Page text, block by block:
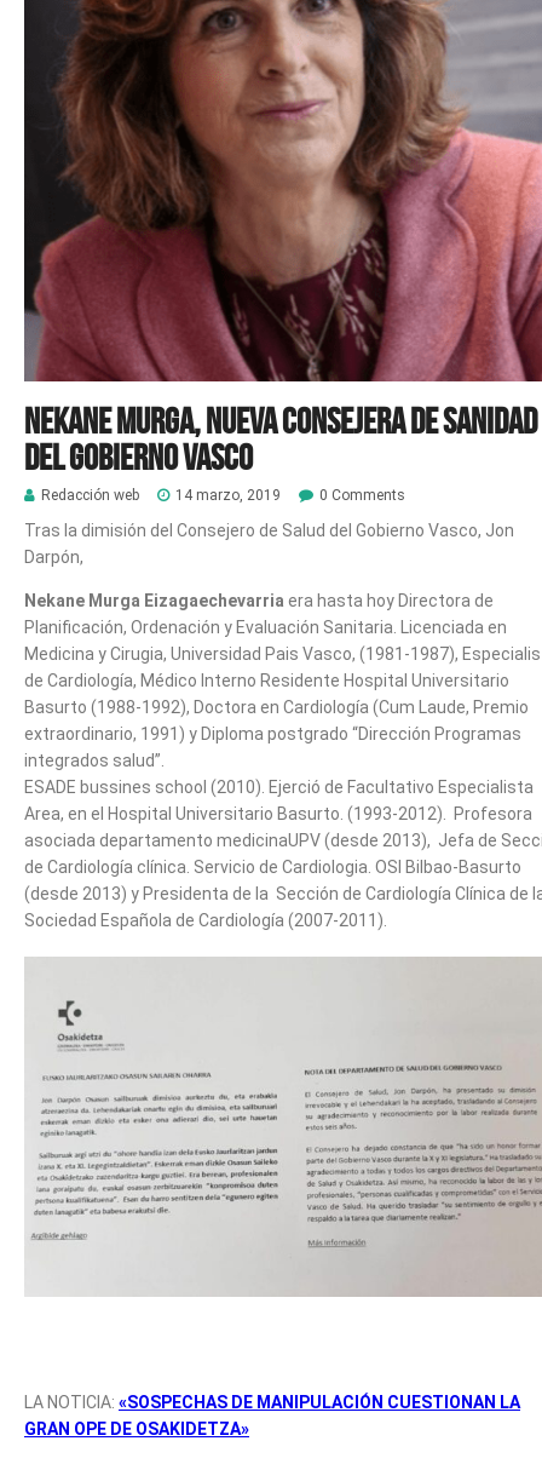
Nekane Murga, nueva consejera de Sanidad
del Gobierno Vasco
Redacción web 14 marzo, 2019 0 Comments
Tras la dimisión del Consejero de Salud del Gobierno Vasco, Jon
Darpón,
Nekane Murga Eizagaechevarria era hasta hoy Directora de
Planificación, Ordenación y Evaluación Sanitaria. Licenciada en
Medicina y Cirugia, Universidad Pais Vasco, (1981-1987),
de Cardiología, Médico Interno Residente Hospital Universitario
Basurto (1988-1992), Doctora en Cardiología (Cum Laude, Premio
extraordinario, 1991) y Diploma postgrado “Dirección Programas
integrados salud”.
ESADE bussines school (2010). Ejerció de Facultativo Especialista
Area, en el Hospital Universitario Basurto. (1993-2012). Profesora
asociada departamento medicinaUPV (desde 2013), Jefa de
de Cardiología clínica. Servicio de Cardiologia. OSI Bilbao-Basurto
(desde 2013) y Presidenta de la Sección de Cardiología Clínica de
Sociedad Española de Cardiología (2007-2011).
LA NOTICIA: «SOSPECHAS DE MANIPULACIÓN CUESTIONAN LA
GRAN OPE DE OSAKIDETZA»